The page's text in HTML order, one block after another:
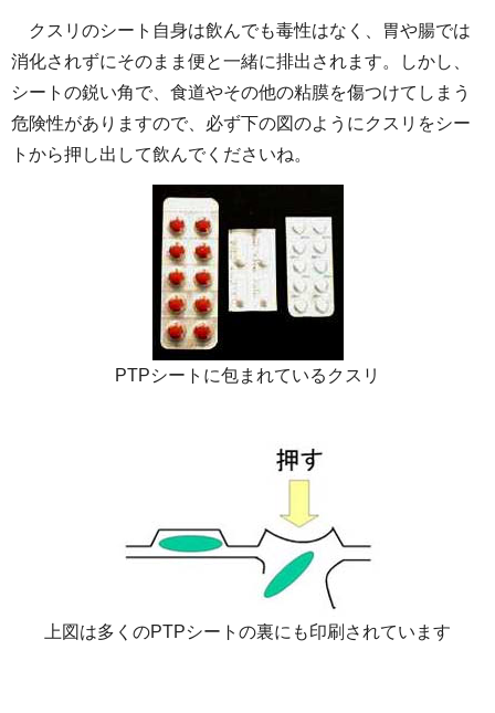
クスリのシート自身は飲んでも毒性はなく、胃や腸では
消化されずにそのまま便と一緒に排出されます。しかし、
シートの鋭い角で、食道やその他の粘膜を傷つけてしまう
危険性がありますので、必ず下の図のようにクスリをシー
トから押し出して飲んでくださいね。
PTPシートに包まれているクスリ
上図は多くのPTPシートの裏にも印刷されています